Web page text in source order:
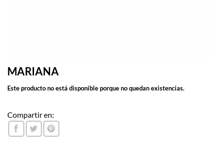
MARIANA
Este producto no está disponible porque no quedan existencias.
Compartir en: